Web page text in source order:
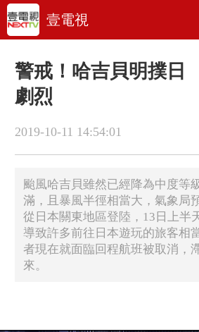
壹電視
警戒！哈吉貝明撲
劇烈
2019-10-11 14:54:01
颱風哈吉貝雖然已經降為中度等
滿，且暴風半徑相當大，氣象局
從日本關東地區登陸，13日上半
導致許多前往日本遊玩的旅客相
者現在就面臨回程航班被取消，
來。